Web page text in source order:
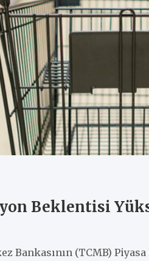
Beklentisi
Bankasının (TCMB)